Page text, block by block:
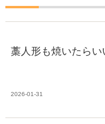
藁人形も焼いたらい
2026-01-31